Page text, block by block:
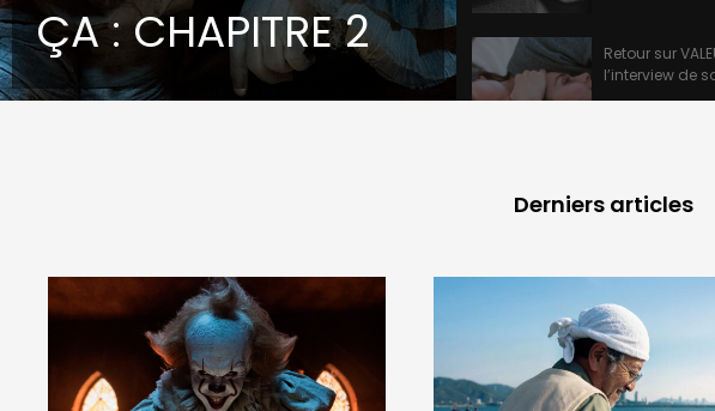
ÇA : CHAPITRE 2
Retour sur
l’interview de
Derniers articles